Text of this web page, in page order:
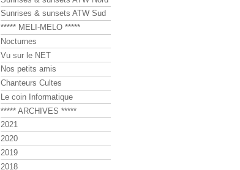
Sunrises & sunsets ATW Sud
***** MELI-MELO *****
Nocturnes
Vu sur le NET
Nos petits amis
Chanteurs Cultes
Le coin Informatique
***** ARCHIVES *****
2021
2020
2019
2018